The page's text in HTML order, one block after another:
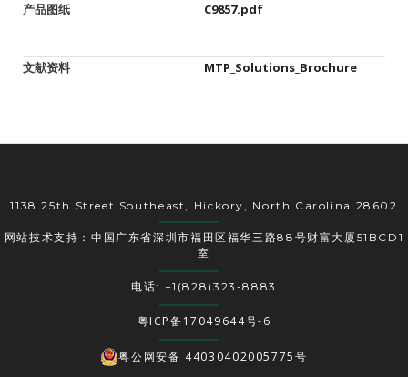
产品图纸 C9857.pdf
文献资料 MTP_Solutions_Brochure
1138 25th Street Southeast, Hickory, North Carolina 28602
网站技术支持：中国广东省深圳市福田区福华三路88号财富大厦51BCD1
室
电话: +1(828)323-8883
粤ICP备17049644号-6
粤公网安备 44030402005775号